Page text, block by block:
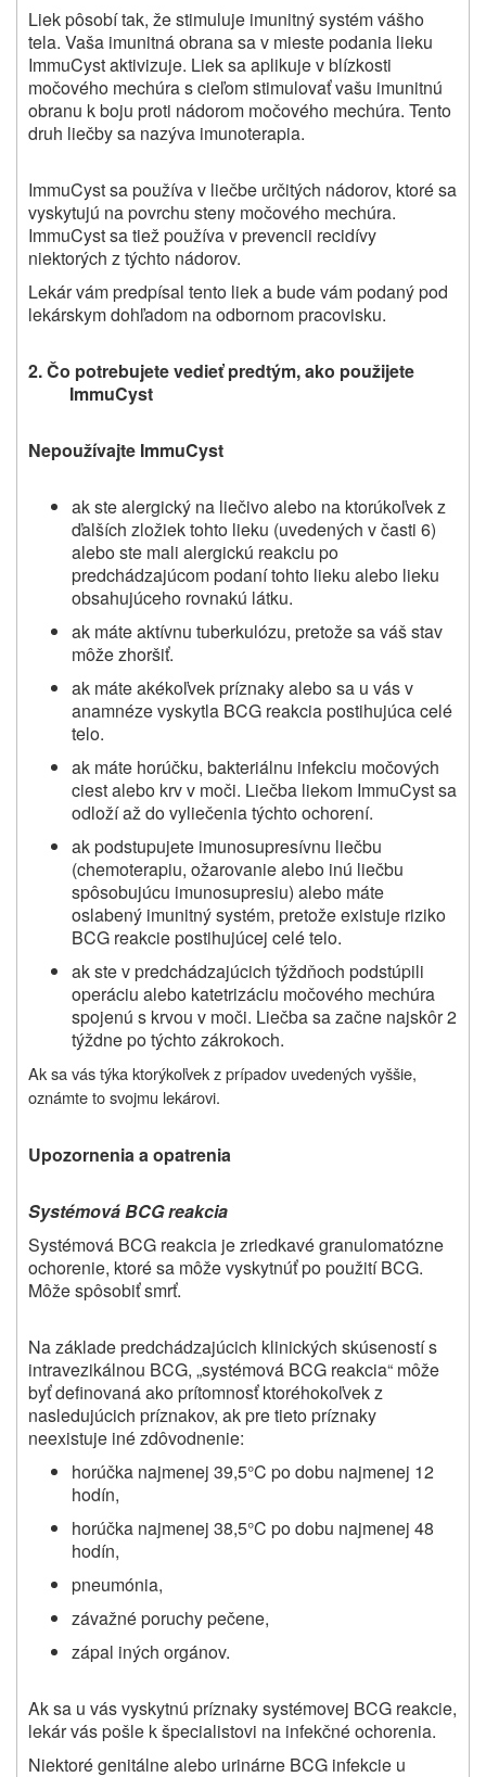
Liek pôsobí tak, že stimuluje imunitný systém vášho
tela. Vaša imunitná obrana sa v mieste podania lieku
ImmuCyst aktivizuje. Liek sa aplikuje v blízkosti
močového mechúra s cieľom stimulovať vašu imunitnú
obranu k boju proti nádorom močového mechúra. Tento
druh liečby sa nazýva imunoterapia.
ImmuCyst sa používa v liečbe určitých nádorov, ktoré sa
vyskytujú na povrchu steny močového mechúra.
ImmuCyst sa tiež používa v prevencii recidívy
niektorých z týchto nádorov.
Lekár vám predpísal tento liek a bude vám podaný pod
lekárskym dohľadom na odbornom pracovisku.
2. Čo potrebujete vedieť predtým, ako použijete
ImmuCyst
Nepoužívajte ImmuCyst
ak ste alergický na liečivo alebo na ktorúkoľvek z
ďalších zložiek tohto lieku (uvedených v časti 6)
alebo ste mali alergickú reakciu po
predchádzajúcom podaní tohto lieku alebo lieku
obsahujúceho rovnakú látku.
ak máte aktívnu tuberkulózu, pretože sa váš stav
môže zhoršiť.
ak máte akékoľvek príznaky alebo sa u vás v
anamnéze vyskytla BCG reakcia postihujúca celé
telo.
ak máte horúčku, bakteriálnu infekciu močových
ciest alebo krv v moči. Liečba liekom ImmuCyst sa
odloží až do vyliečenia týchto ochorení.
ak podstupujete imunosupresívnu liečbu
(chemoterapiu, ožarovanie alebo inú liečbu
spôsobujúcu imunosupresiu) alebo máte
oslabený imunitný systém, pretože existuje riziko
BCG reakcie postihujúcej celé telo.
ak ste v predchádzajúcich týždňoch podstúpili
operáciu alebo katetrizáciu močového mechúra
spojenú s krvou v moči. Liečba sa začne najskôr 2
týždne po týchto zákrokoch.
Ak sa vás týka ktorýkoľvek z prípadov uvedených vyššie,
oznámte to svojmu lekárovi.
Upozornenia a opatrenia
Systémová BCG reakcia
Systémová BCG reakcia je zriedkavé granulomatózne
ochorenie, ktoré sa môže vyskytnúť po použití BCG.
Môže spôsobiť smrť.
Na základe predchádzajúcich klinických skúseností s
intravezikálnou BCG, „systémová BCG reakcia“ môže
byť definovaná ako prítomnosť ktoréhokoľvek z
nasledujúcich príznakov, ak pre tieto príznaky
neexistuje iné zdôvodnenie:
horúčka najmenej 39,5°C po dobu najmenej 12
hodín,
horúčka najmenej 38,5°C po dobu najmenej 48
hodín,
pneumónia,
závažné poruchy pečene,
zápal iných orgánov.
Ak sa u vás vyskytnú príznaky systémovej BCG reakcie,
lekár vás pošle k špecialistovi na infekčné ochorenia.
Niektoré genitálne alebo urinárne BCG infekcie u